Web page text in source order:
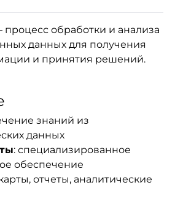
обработки и анализа
данных для получения
и принятия решений.
знаний из
данных
: специализированное
обеспечение
отчеты, аналитические